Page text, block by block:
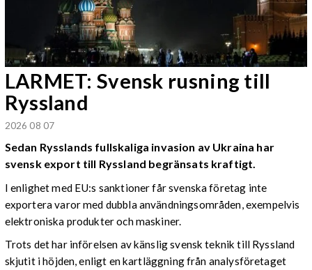
LARMET: Svensk rusning till
Ryssland
2026 08 07
Sedan Rysslands fullskaliga invasion av Ukraina har
svensk export till Ryssland begränsats kraftigt.
I enlighet med EU:s sanktioner får svenska företag inte
exportera varor med dubbla användningsområden, exempelvis
elektroniska produkter och maskiner.
Trots det har införelsen av känslig svensk teknik till Ryssland
skjutit i höjden, enligt en kartläggning från analysföretaget